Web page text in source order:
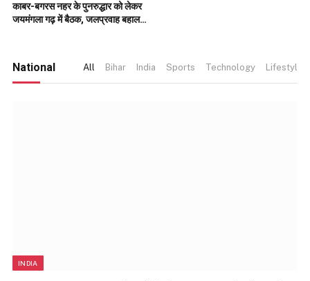
काबर-बगरस नहर के पुनरुद्धार को लेकर
जयमंगला गढ़ में बैठक, जलप्रवाह बहाल
National All Bihar India Sports Technology Lifestyle
INDIA